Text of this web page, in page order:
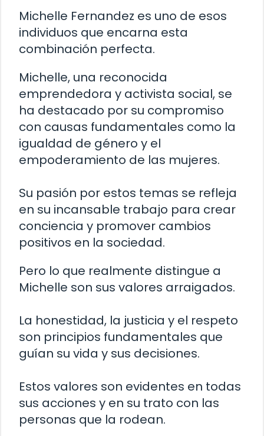
Michelle Fernandez es uno de esos
individuos que encarna esta
combinación perfecta.
Michelle, una reconocida
emprendedora y activista social, se
ha destacado por su compromiso
con causas fundamentales como la
igualdad de género y el
empoderamiento de las mujeres.
Su pasión por estos temas se refleja
en su incansable trabajo para crear
conciencia y promover cambios
positivos en la sociedad.
Pero lo que realmente distingue a
Michelle son sus valores arraigados.
La honestidad, la justicia y el respeto
son principios fundamentales que
guían su vida y sus decisiones.
Estos valores son evidentes en todas
sus acciones y en su trato con las
personas que la rodean.